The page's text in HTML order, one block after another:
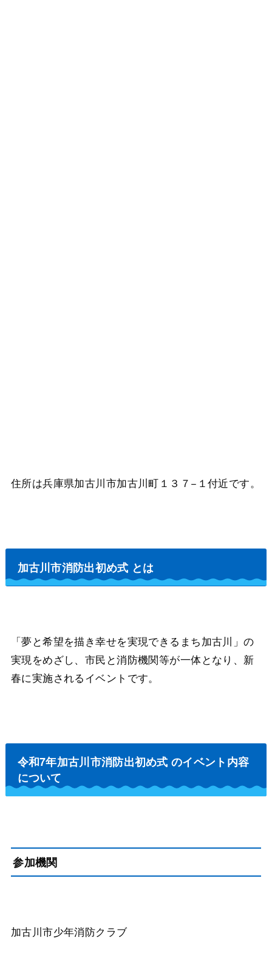
住所は兵庫県加古川市加古川町１３７−１付近です。
加古川市消防出初め式 とは
「夢と希望を描き幸せを実現できるまち加古川」の
実現をめざし、市民と消防機関等が一体となり、新
春に実施されるイベントです。
令和7年加古川市消防出初め式 のイベント内容
について
参加機関
加古川市少年消防クラブ